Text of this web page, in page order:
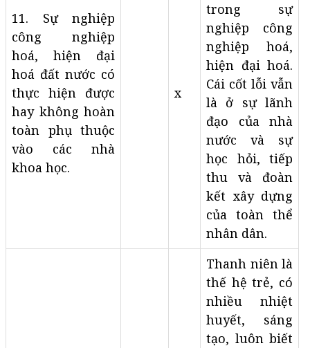
11. Sự nghiệp
công nghiệp
hoá, hiện đại
hoá đất nước có
thực hiện được
hay không hoàn
toàn phụ thuộc
vào các nhà
khoa học.
x
trong sự
nghiệp công
nghiệp hoá,
hiện đại hoá.
Cái cốt lỗi vẫn
là ở sự lãnh
đạo của nhà
nước và sự
học hỏi, tiếp
thu và đoàn
kết xây dựng
của toàn thể
nhân dân.
Thanh niên là
thế hệ trẻ, có
nhiều nhiệt
huyết, sáng
tạo, luôn biết